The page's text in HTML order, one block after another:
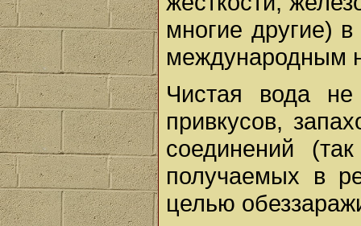
многие другие) в
международным
Чистая вода не
привкусов,
соединений
получаемых в
целью